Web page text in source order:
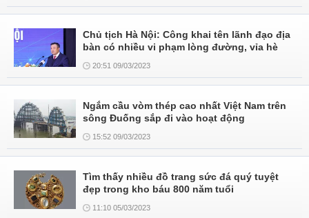
Chủ tịch Hà Nội: Công khai tên lãnh đạo địa
bàn có nhiều vi phạm lòng đường, vỉa hè
20:51 09/03/2023
Ngắm cầu vòm thép cao nhất Việt Nam trên
sông Đuống sắp đi vào hoạt động
15:52 09/03/2023
Tìm thấy nhiều đồ trang sức đá quý tuyệt
đẹp trong kho báu 800 năm tuổi
11:10 05/03/2023